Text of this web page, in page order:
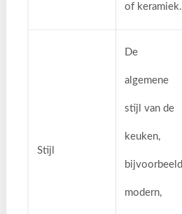
of keramiek.
Stijl
De
algemene
stijl van de
keuken,
bijvoorbeeld
modern,